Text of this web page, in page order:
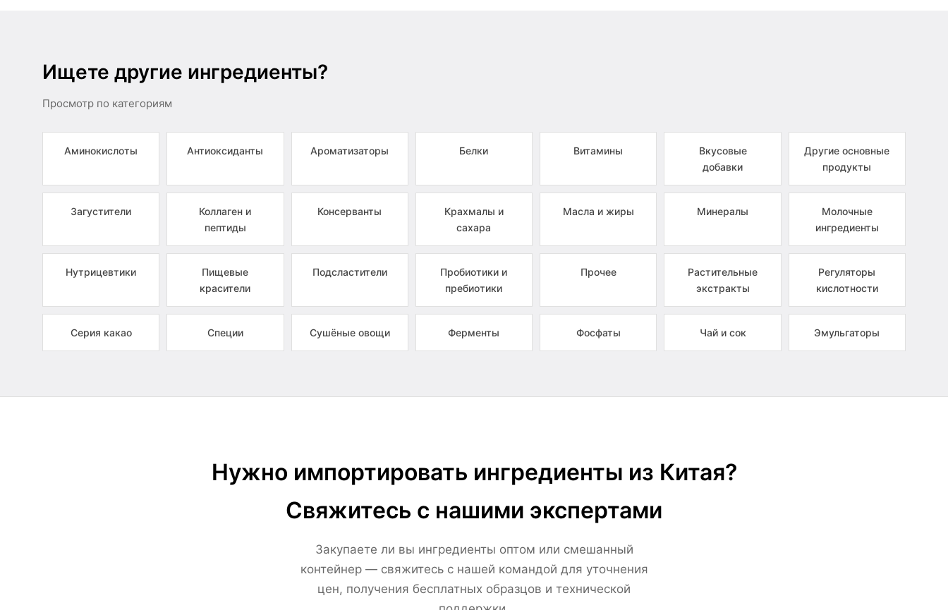
Ищете другие ингредиенты?
Просмотр по категориям
Аминокислоты Антиоксиданты Ароматизаторы Белки Витамины
Вкусовые
добавки
Другие основные
продукты
Загустители
Коллаген и
пептиды
Консерванты
Крахмалы и
сахара
Масла и жиры Минералы
Молочные
ингредиенты
Нутрицевтики
Пищевые
красители
Подсластители
Пробиотики и
пребиотики
Прочее
Растительные
экстракты
Регуляторы
кислотности
Серия какао Специи Сушёные овощи Ферменты Фосфаты Чай и сок Эмульгаторы
Нужно импортировать ингредиенты из Китая?
Свяжитесь с нашими экспертами
Закупаете ли вы ингредиенты оптом или смешанный
контейнер — свяжитесь с нашей командой для уточнения
цен, получения бесплатных образцов и технической